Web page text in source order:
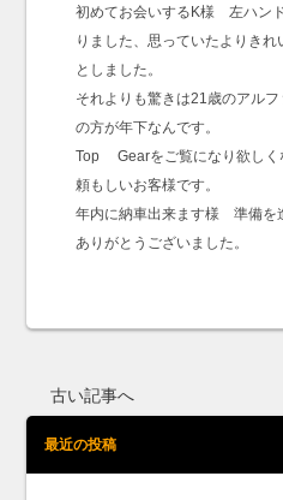
初めてお会いするK様 左ハン
りました、思っていたよりき
としました。
それよりも驚きは21歳のアル
の方が年下なんです。
Top Gearをご覧になり欲しく
頼もしいお客様です。
年内に納車出来ます様 準備を
ありがとうございました。
古い記事へ
最近の投稿